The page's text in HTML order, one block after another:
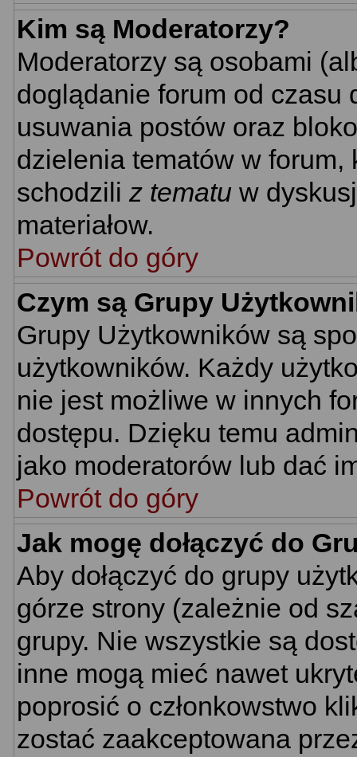
Kim są Moderatorzy?
Moderatorzy są osobami
doglądanie forum od czasu
usuwania postów oraz
dzielenia tematów w
schodzili z tematu w
materiałow.
Powrót do góry
Czym są Grupy
Grupy Użytkowników są
użytkowników. Każdy
nie jest możliwe w innych
dostępu. Dzięku temu
jako moderatorów lub dać
Powrót do góry
Jak mogę dołączyć do
Aby dołączyć do grupy
górze strony (zależnie od
grupy. Nie wszystkie są
inne mogą mieć nawet
poprosić o członkowstwo
zostać zaakceptowana